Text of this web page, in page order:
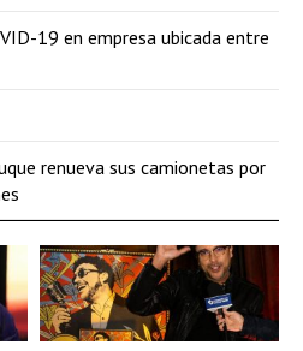
19 en empresa ubicada entre
renueva sus camionetas por